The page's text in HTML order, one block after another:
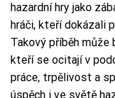
hazardní hry jako
hráči, kteří dokázali
Takový příběh může
kteří se ocitají v
práce, trpělivost a
úspěch i ve světě